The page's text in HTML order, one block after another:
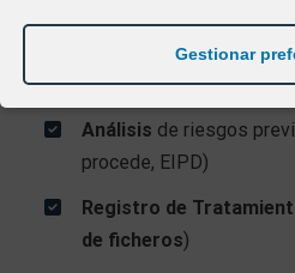
Gestionar
y te asesoramos de
Análisis de riesgos
procede, EIPD)
Registro de
de ficheros)